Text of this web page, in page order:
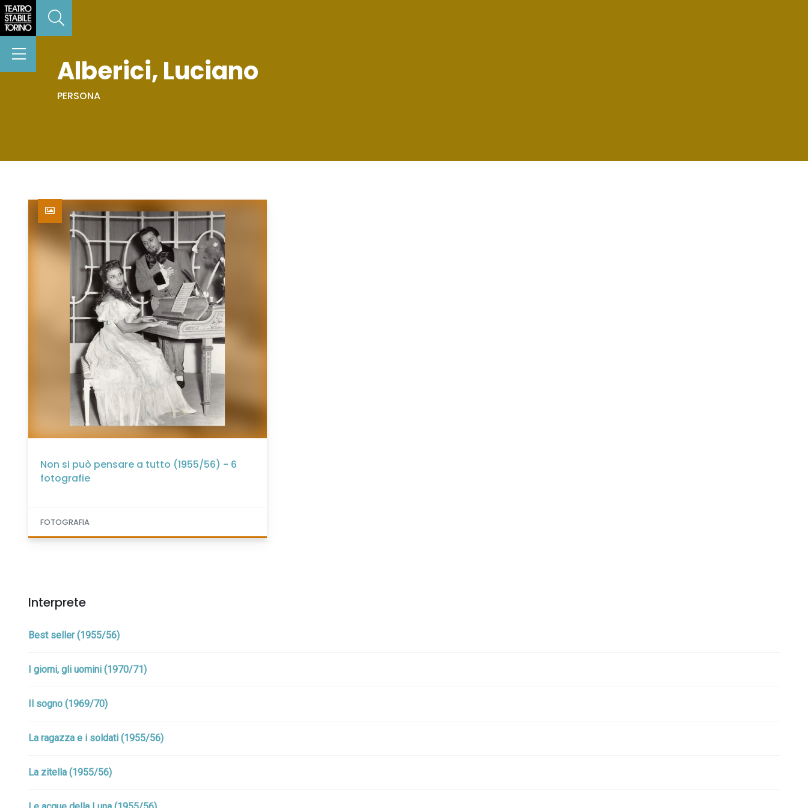
Alberici, Luciano
PERSONA
Non si può pensare a tutto (1955/56) - 6
fotografie
FOTOGRAFIA
Interprete
Best seller (1955/56)
I giorni, gli uomini (1970/71)
Il sogno (1969/70)
La ragazza e i soldati (1955/56)
La zitella (1955/56)